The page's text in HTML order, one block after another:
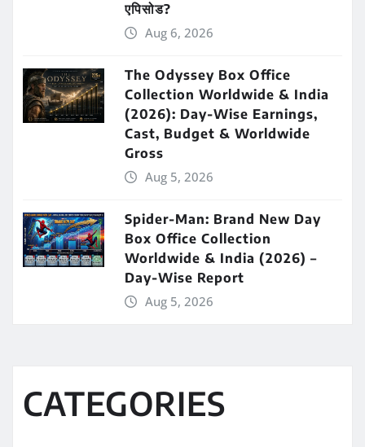
एपिसोड?
Aug 6, 2026
The Odyssey Box Office
Collection Worldwide & India
(2026): Day-Wise Earnings,
Cast, Budget & Worldwide
Gross
Aug 5, 2026
Spider-Man: Brand New Day
Box Office Collection
Worldwide & India (2026) –
Day-Wise Report
Aug 5, 2026
CATEGORIES